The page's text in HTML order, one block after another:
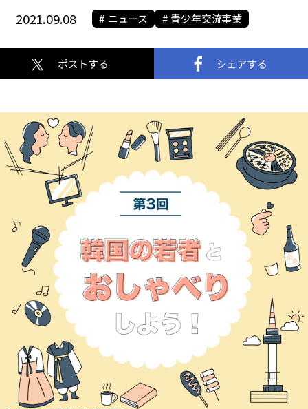
2021.09.08 ニュース 青少年交流事業